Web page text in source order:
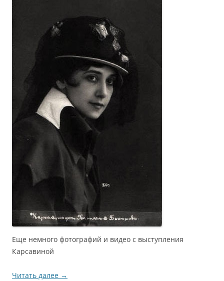
Еще немного фотографий и видео с выступления
Карсавиной
Читать далее →